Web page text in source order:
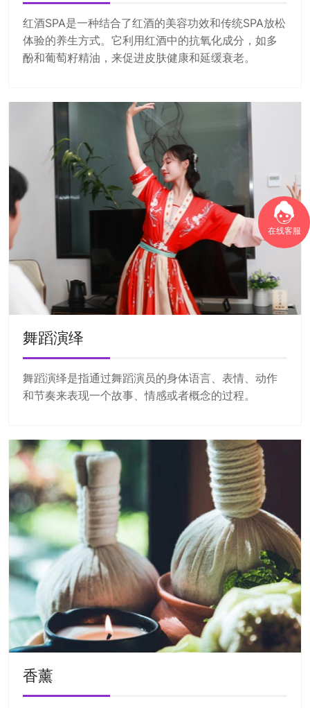
在线客服
红酒SPA是一种结合了红酒的美容功效和传统SPA放松
体验的养生方式。它利用红酒中的抗氧化成分，如多
酚和葡萄籽精油，来促进皮肤健康和延缓衰老。
舞蹈演绎
舞蹈演绎是指通过舞蹈演员的身体语言、表情、动作
和节奏来表现一个故事、情感或者概念的过程。
香薰